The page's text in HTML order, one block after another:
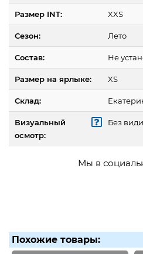
Размер INT: XXS
Сезон: Лето
Состав: Не
Размер на ярлыке: XS
Склад:
Визуальный
осмотр:
Без
Мы в
Похожие товары: